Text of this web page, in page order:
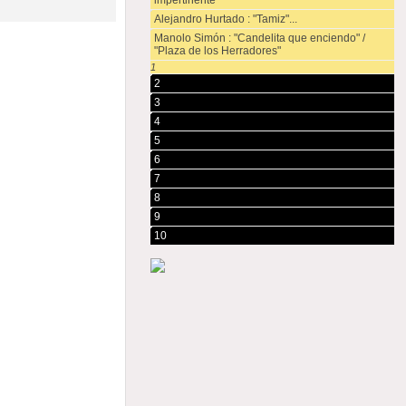
Alejandro Hurtado : "Tamiz"...
Manolo Simón : "Candelita que enciendo" /
"Plaza de los Herradores"
1
2
3
4
5
6
7
8
9
10